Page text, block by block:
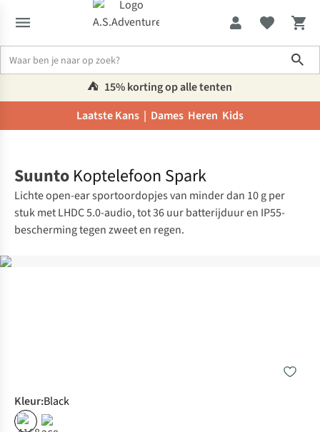
⛺️ 15% korting op alle tenten
Laatste Kans | Dames Heren Kids
Suunto Koptelefoon Spark
Lichte open-ear sportoordopjes van minder dan 10 g per
stuk met LHDC 5.0-audio, tot 36 uur batterijduur en IP55-
bescherming tegen zweet en regen.
Kleur:Black